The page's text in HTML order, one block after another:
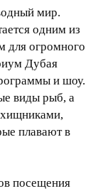
мир.
одним из
для огромного
Дубая
и шоу.
виды рыб, а
плавают в
посещения